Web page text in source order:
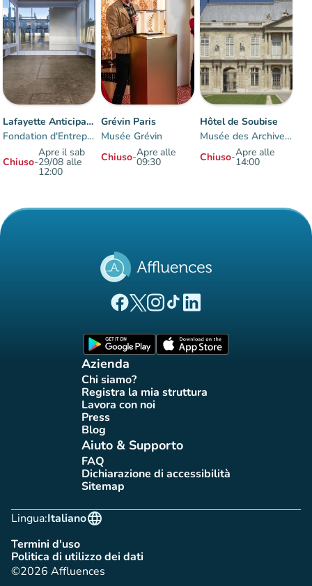
Lafayette Anticipations
Fondation d'Entreprise des Galeries Lafayette
Chiuso-
Apre il sab
29/08 alle
12:00
Grévin Paris
Musée Grévin
Chiuso-Apre alle
09:30
Hôtel de Soubise
Musée des Archives nationales
Chiuso-Apre alle
14:00
(nuova scheda)
(nuova scheda)
(nuova scheda)
(nuova scheda)
(nuova scheda)
Azienda
Chi siamo?(nuova scheda)
Registra la mia struttura
(nuova scheda)
Lavora con noi
(nuova scheda)
Press(nuova scheda)
Blog(nuova scheda)
Aiuto & Supporto
FAQ(nuova scheda)
Dichiarazione di accessibilità
(nuova scheda)
Sitemap(nuova scheda)
Lingua:
language
Italiano
Termini d'uso(nuova scheda)
Politica di utilizzo dei dati
(nuova scheda)
©2026 Affluences